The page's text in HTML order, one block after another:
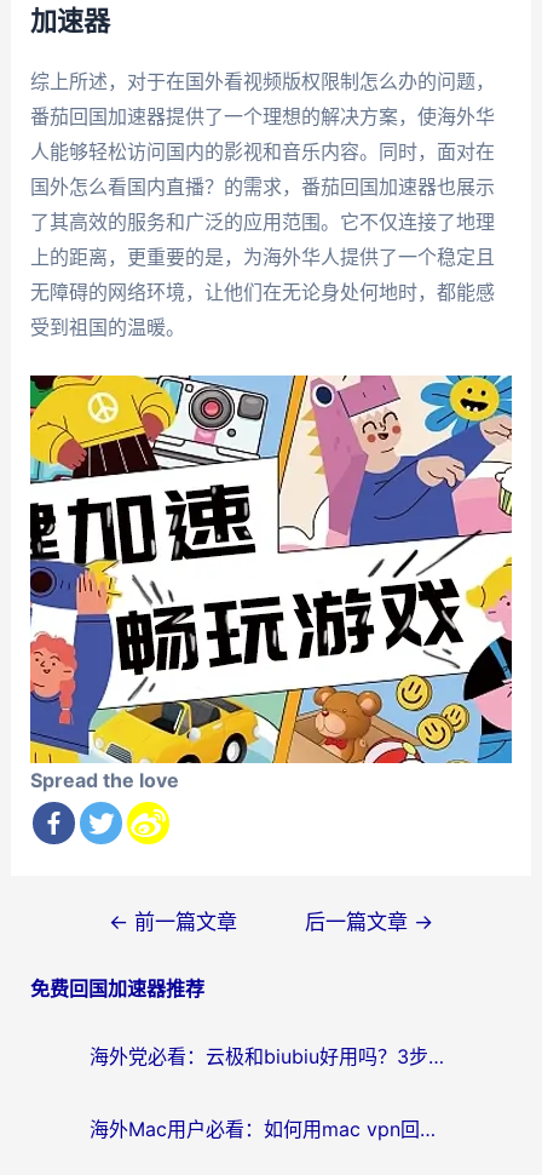
加速器
综上所述，对于在国外看视频版权限制怎么办的问题，
番茄回国加速器提供了一个理想的解决方案，使海外华
人能够轻松访问国内的影视和音乐内容。同时，面对在
国外怎么看国内直播？的需求，番茄回国加速器也展示
了其高效的服务和广泛的应用范围。它不仅连接了地理
上的距离，更重要的是，为海外华人提供了一个稳定且
无障碍的网络环境，让他们在无论身处何地时，都能感
受到祖国的温暖。
Spread the love
导
← 前一篇文章 后一篇文章 →
免费回国加速器推荐
海外党必看：云极和biubiu好用吗？3步选对回国加速器，无缝刷国内剧玩手游
海外Mac用户必看：如何用mac vpn回国实现无缝刷国内剧玩国服？